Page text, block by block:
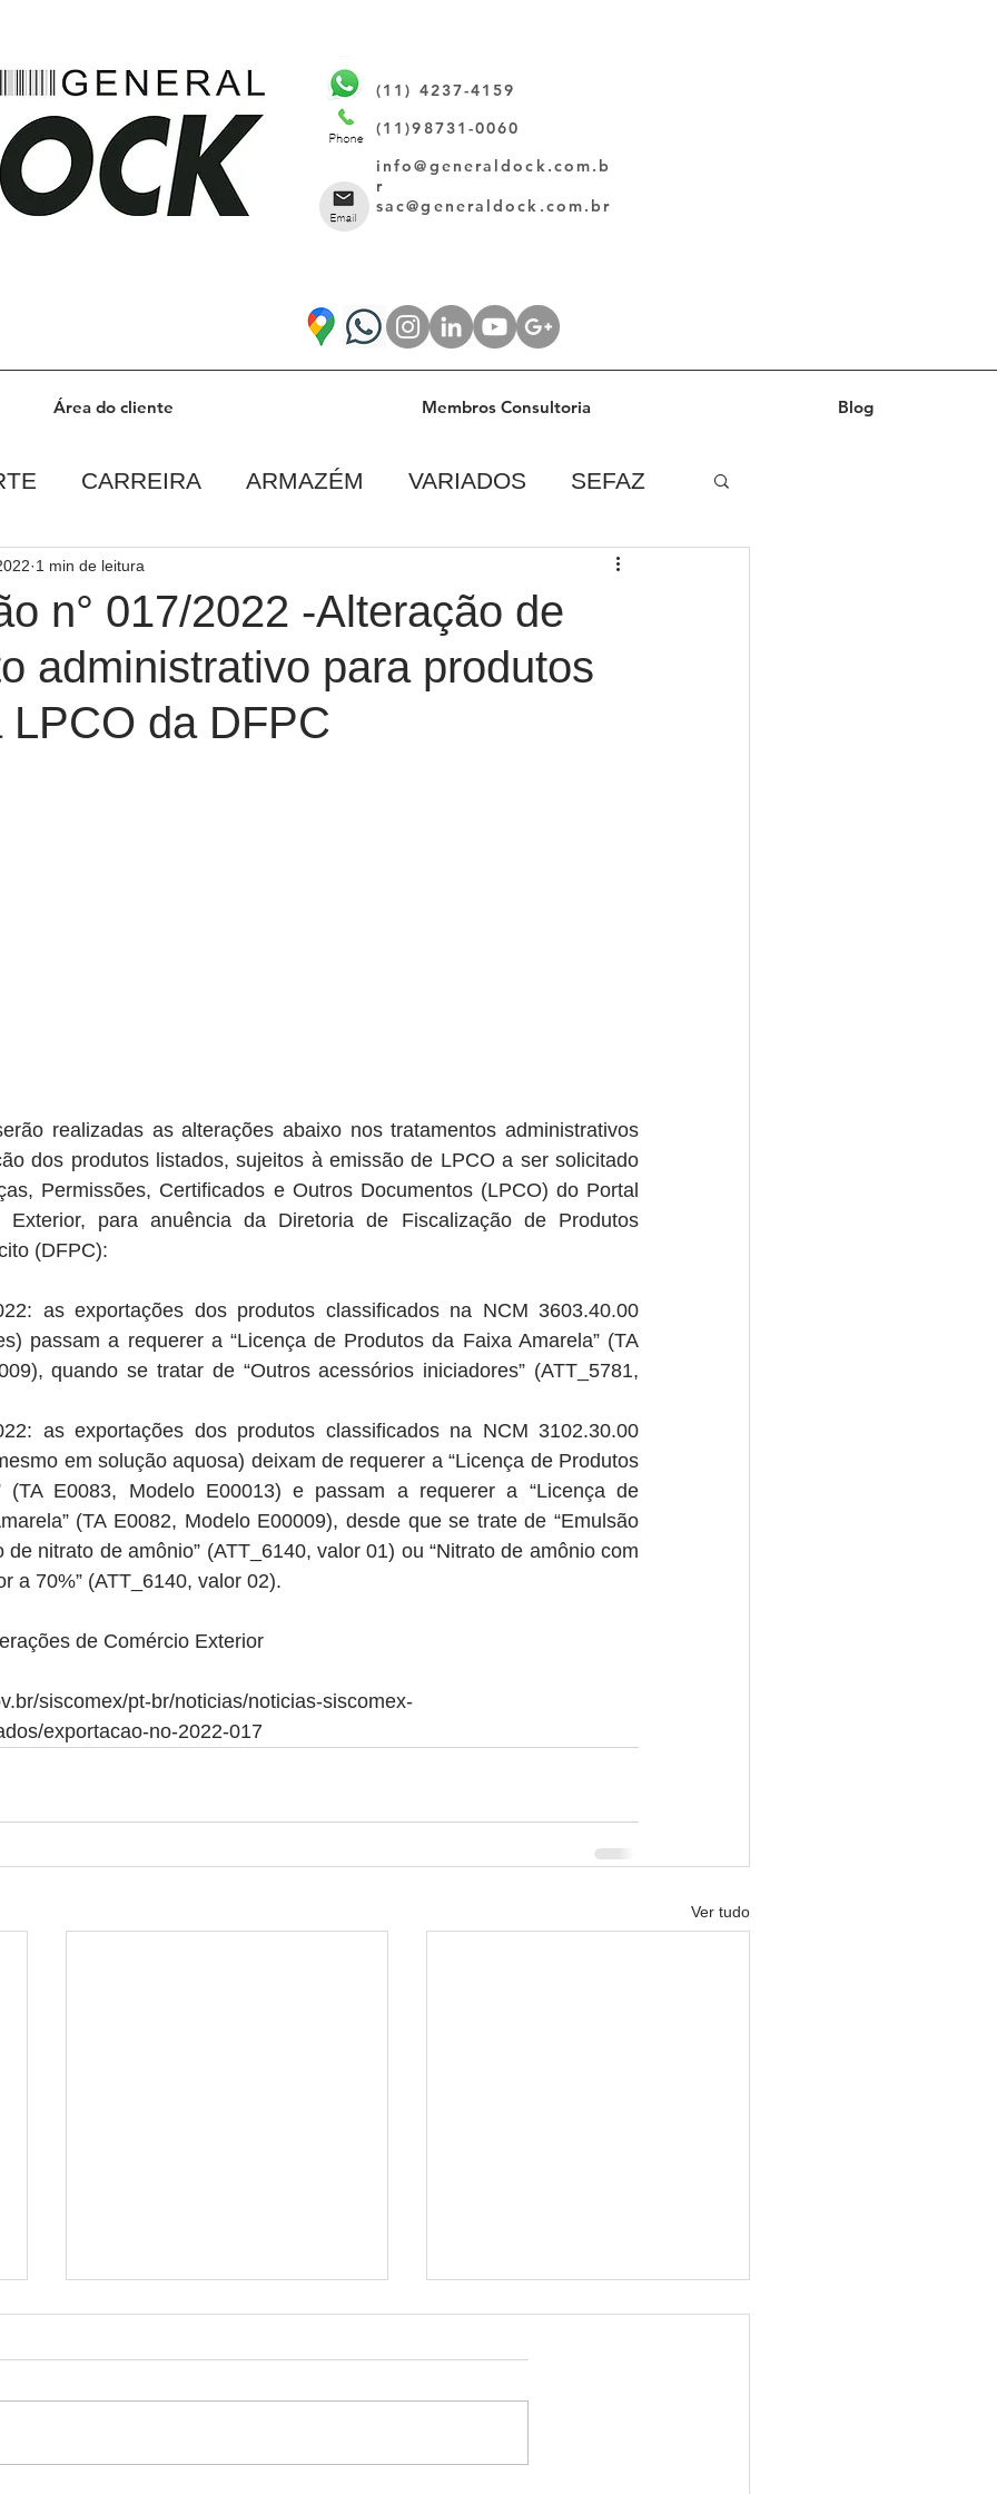
(11) 4237-4159
(11)98731-0060
info@generaldock.com.b
r
sac@generaldock.com.br
Área do cliente Membros Consultoria Blog
CARREIRA ARMAZÉM VARIADOS SEFAZ
n° 017/2022 -Alteração de
administrativo para produtos
LPCO da DFPC
1 min de leitura
realizadas as alterações abaixo nos tratamentos administrativos
dos produtos listados, sujeitos à emissão de LPCO a ser solicitado
Permissões, Certificados e Outros Documentos (LPCO) do Portal
Exterior, para anuência da Diretoria de Fiscalização de Produtos
(DFPC):
as exportações dos produtos classificados na NCM 3603.40.00
passam a requerer a “Licença de Produtos da Faixa Amarela” (TA
quando se tratar de “Outros acessórios iniciadores” (ATT_5781,
as exportações dos produtos classificados na NCM 3102.30.00
em solução aquosa) deixam de requerer a “Licença de Produtos
(TA E0083, Modelo E00013) e passam a requerer a “Licença de
(TA E0082, Modelo E00009), desde que se trate de “Emulsão
de nitrato de amônio” (ATT_6140, valor 01) ou “Nitrato de amônio com
a 70%” (ATT_6140, valor 02).
de Comércio Exterior
siscomex/pt-br/noticias/noticias-siscomex-
exportacao-no-2022-017
Ver tudo